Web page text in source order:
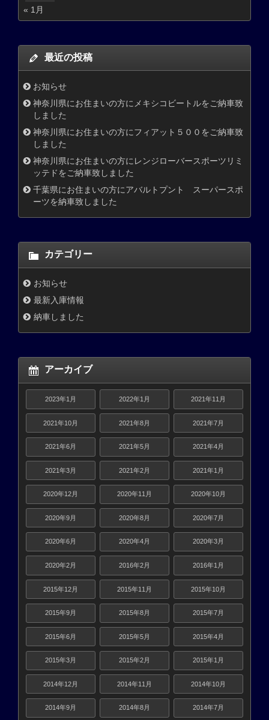
« 1月
最近の投稿
お知らせ
神奈川県にお住まいの方にメキシコビートルをご納車致
しました
神奈川県にお住まいの方にフィアット５００をご納車致
しました
神奈川県にお住まいの方にレンジローバースポーツリミ
ッテドをご納車致しました
千葉県にお住まいの方にアバルトプント スーパースポ
ーツを納車致しました
カテゴリー
お知らせ
最新入庫情報
納車しました
アーカイブ
2023年1月 2022年1月 2021年11月
2021年10月 2021年8月 2021年7月
2021年6月 2021年5月 2021年4月
2021年3月 2021年2月 2021年1月
2020年12月 2020年11月 2020年10月
2020年9月 2020年8月 2020年7月
2020年6月 2020年4月 2020年3月
2020年2月 2016年2月 2016年1月
2015年12月 2015年11月 2015年10月
2015年9月 2015年8月 2015年7月
2015年6月 2015年5月 2015年4月
2015年3月 2015年2月 2015年1月
2014年12月 2014年11月 2014年10月
2014年9月 2014年8月 2014年7月